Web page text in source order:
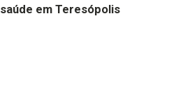
saúde em Teresópolis